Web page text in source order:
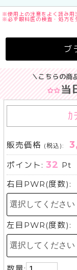
※使用上の注意をよく読み用
※必ず眼科医の検査・処方を
ブ
＼こちらの商
当
ｶ
販売価格 (税込):
ポイント:32 Pt
右目PWR(度数):
左目PWR(度数):